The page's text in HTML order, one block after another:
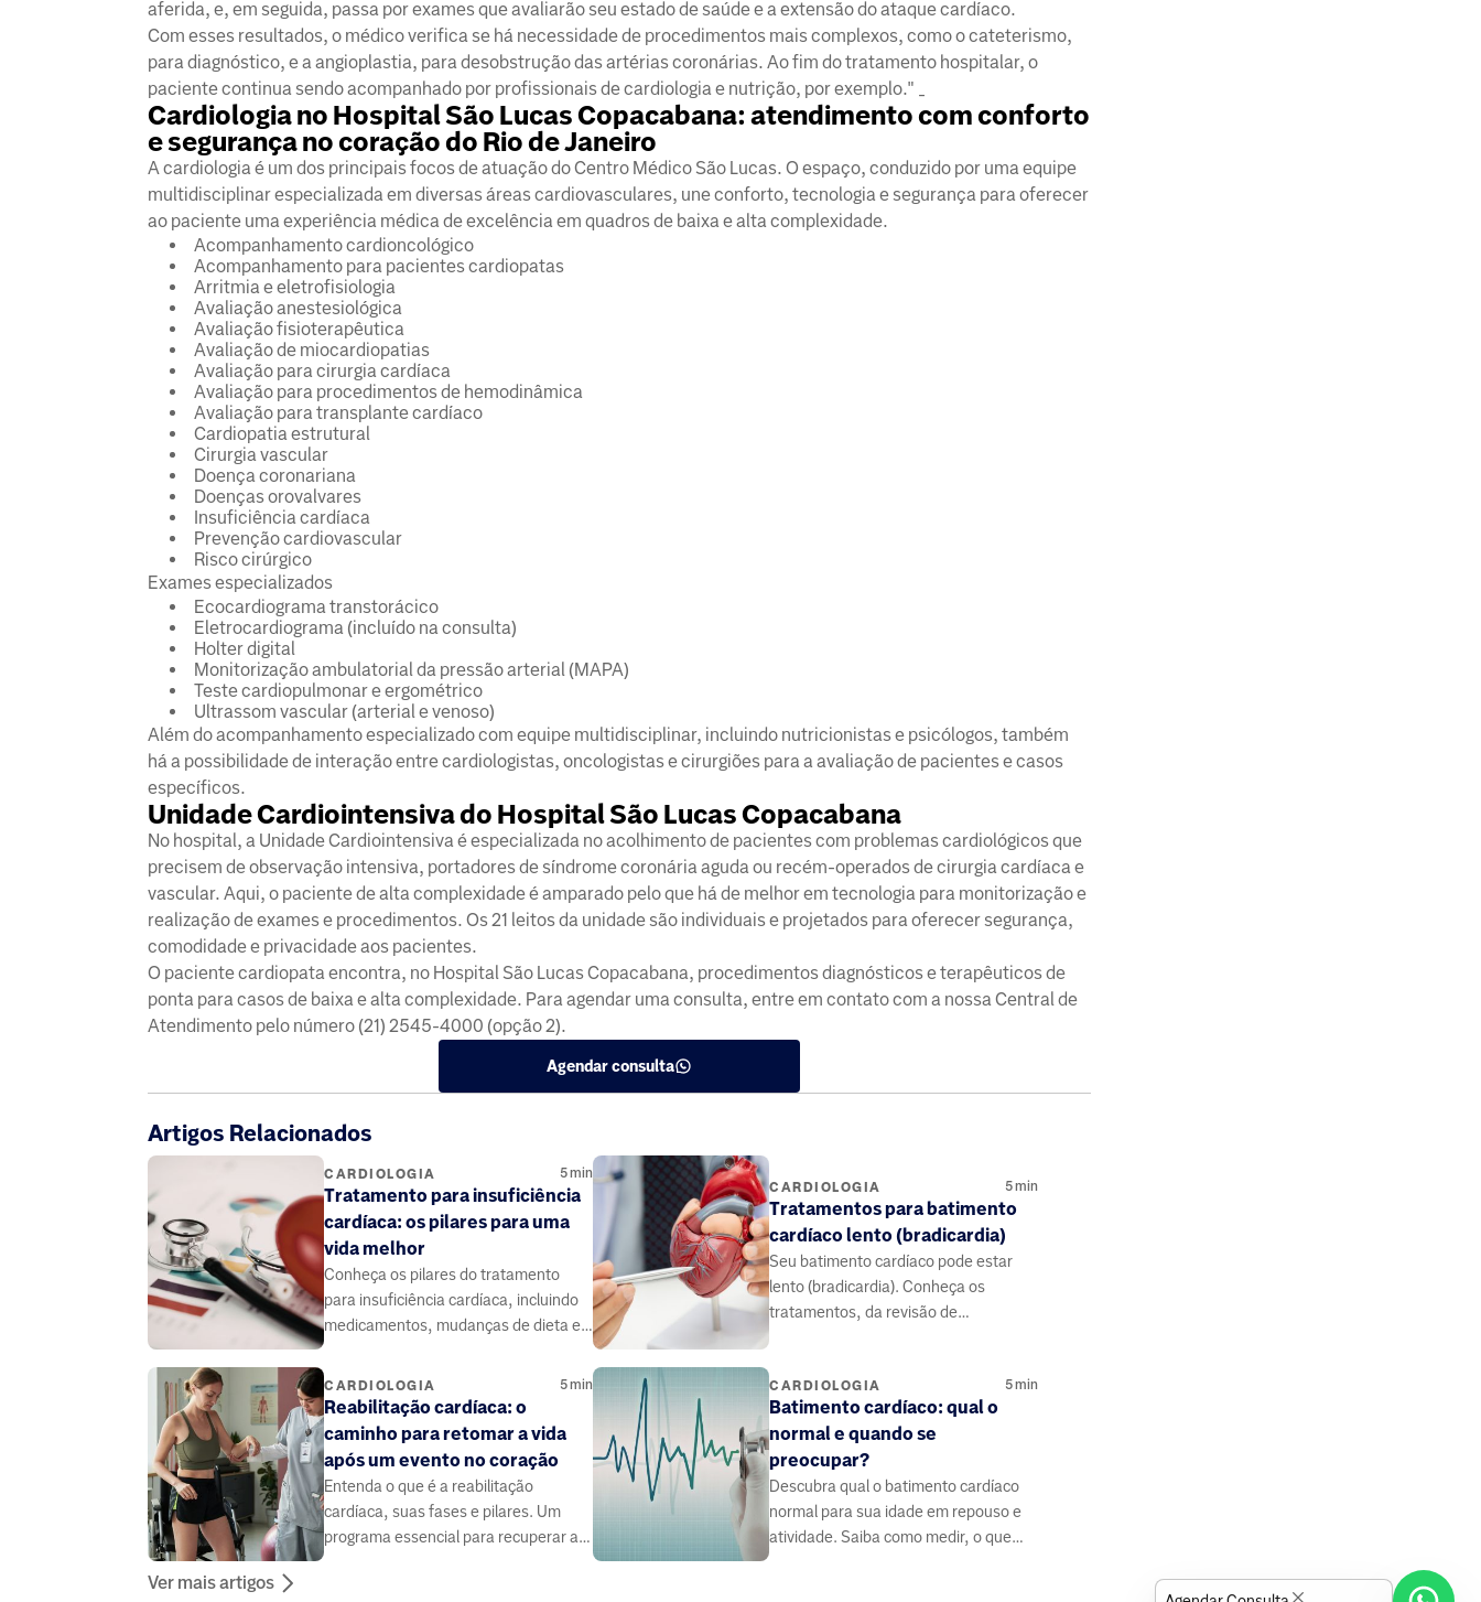
aferida, e, em seguida, passa por exames que avaliarão seu estado de saúde e a extensão do ataque cardíaco.
Com esses resultados, o médico verifica se há necessidade de procedimentos mais complexos, como o cateterismo,
para diagnóstico, e a angioplastia, para desobstrução das artérias coronárias. Ao fim do tratamento hospitalar, o
paciente continua sendo acompanhado por profissionais de cardiologia e nutrição, por exemplo." _
Cardiologia no Hospital São Lucas Copacabana: atendimento com conforto
e segurança no coração do Rio de Janeiro
A cardiologia é um dos principais focos de atuação do Centro Médico São Lucas. O espaço, conduzido por uma equipe
multidisciplinar especializada em diversas áreas cardiovasculares, une conforto, tecnologia e segurança para oferecer
ao paciente uma experiência médica de excelência em quadros de baixa e alta complexidade.
Acompanhamento cardioncológico
Acompanhamento para pacientes cardiopatas
Arritmia e eletrofisiologia
Avaliação anestesiológica
Avaliação fisioterapêutica
Avaliação de miocardiopatias
Avaliação para cirurgia cardíaca
Avaliação para procedimentos de hemodinâmica
Avaliação para transplante cardíaco
Cardiopatia estrutural
Cirurgia vascular
Doença coronariana
Doenças orovalvares
Insuficiência cardíaca
Prevenção cardiovascular
Risco cirúrgico
Exames especializados
Ecocardiograma transtorácico
Eletrocardiograma (incluído na consulta)
Holter digital
Monitorização ambulatorial da pressão arterial (MAPA)
Teste cardiopulmonar e ergométrico
Ultrassom vascular (arterial e venoso)
Além do acompanhamento especializado com equipe multidisciplinar, incluindo nutricionistas e psicólogos, também
há a possibilidade de interação entre cardiologistas, oncologistas e cirurgiões para a avaliação de pacientes e casos
específicos.
Unidade Cardiointensiva do Hospital São Lucas Copacabana
No hospital, a Unidade Cardiointensiva é especializada no acolhimento de pacientes com problemas cardiológicos que
precisem de observação intensiva, portadores de síndrome coronária aguda ou recém-operados de cirurgia cardíaca e
vascular. Aqui, o paciente de alta complexidade é amparado pelo que há de melhor em tecnologia para monitorização e
realização de exames e procedimentos. Os 21 leitos da unidade são individuais e projetados para oferecer segurança,
comodidade e privacidade aos pacientes.
O paciente cardiopata encontra, no Hospital São Lucas Copacabana, procedimentos diagnósticos e terapêuticos de
ponta para casos de baixa e alta complexidade. Para agendar uma consulta, entre em contato com a nossa Central de
Atendimento pelo número (21) 2545-4000 (opção 2).
Agendar consulta
Artigos Relacionados
CARDIOLOGIA 5min
Tratamento para insuficiência
cardíaca: os pilares para uma
vida melhor
Conheça os pilares do tratamento
para insuficiência cardíaca, incluindo
medicamentos, mudanças de dieta e
CARDIOLOGIA 5min
Tratamentos para batimento
cardíaco lento (bradicardia)
Seu batimento cardíaco pode estar
lento (bradicardia). Conheça os
tratamentos, da revisão de
CARDIOLOGIA 5min
Reabilitação cardíaca: o
caminho para retomar a vida
após um evento no coração
Entenda o que é a reabilitação
cardíaca, suas fases e pilares. Um
programa essencial para recuperar a
CARDIOLOGIA 5min
Batimento cardíaco: qual o
normal e quando se
preocupar?
Descubra qual o batimento cardíaco
normal para sua idade em repouso e
atividade. Saiba como medir, o que
Ver mais artigos